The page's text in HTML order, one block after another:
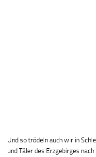
Und so trödeln auch wir in
und Täler des Erzgebirges